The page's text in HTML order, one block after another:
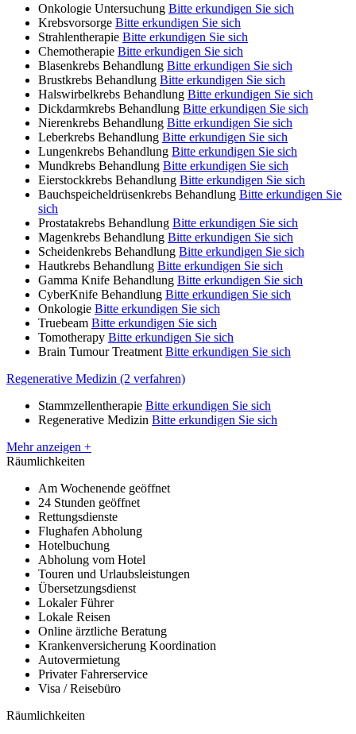
Onkologie Untersuchung Bitte erkundigen Sie sich
Krebsvorsorge Bitte erkundigen Sie sich
Strahlentherapie Bitte erkundigen Sie sich
Chemotherapie Bitte erkundigen Sie sich
Blasenkrebs Behandlung Bitte erkundigen Sie sich
Brustkrebs Behandlung Bitte erkundigen Sie sich
Halswirbelkrebs Behandlung Bitte erkundigen Sie sich
Dickdarmkrebs Behandlung Bitte erkundigen Sie sich
Nierenkrebs Behandlung Bitte erkundigen Sie sich
Leberkrebs Behandlung Bitte erkundigen Sie sich
Lungenkrebs Behandlung Bitte erkundigen Sie sich
Mundkrebs Behandlung Bitte erkundigen Sie sich
Eierstockkrebs Behandlung Bitte erkundigen Sie sich
Bauchspeicheldrüsenkrebs Behandlung Bitte erkundigen Sie
sich
Prostatakrebs Behandlung Bitte erkundigen Sie sich
Magenkrebs Behandlung Bitte erkundigen Sie sich
Scheidenkrebs Behandlung Bitte erkundigen Sie sich
Hautkrebs Behandlung Bitte erkundigen Sie sich
Gamma Knife Behandlung Bitte erkundigen Sie sich
CyberKnife Behandlung Bitte erkundigen Sie sich
Onkologie Bitte erkundigen Sie sich
Truebeam Bitte erkundigen Sie sich
Tomotherapy Bitte erkundigen Sie sich
Brain Tumour Treatment Bitte erkundigen Sie sich
Regenerative Medizin (2 verfahren)
Stammzellentherapie Bitte erkundigen Sie sich
Regenerative Medizin Bitte erkundigen Sie sich
Mehr anzeigen +
Räumlichkeiten
Am Wochenende geöffnet
24 Stunden geöffnet
Rettungsdienste
Flughafen Abholung
Hotelbuchung
Abholung vom Hotel
Touren und Urlaubsleistungen
Übersetzungsdienst
Lokaler Führer
Lokale Reisen
Online ärztliche Beratung
Krankenversicherung Koordination
Autovermietung
Privater Fahrerservice
Visa / Reisebüro
Räumlichkeiten